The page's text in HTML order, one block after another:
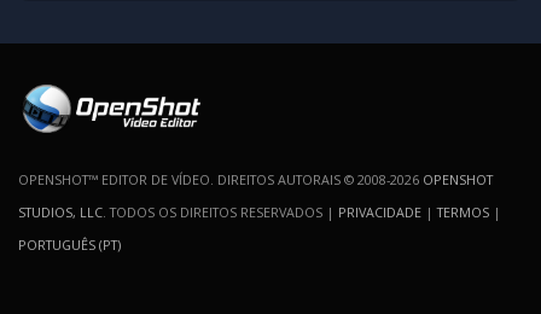
OPENSHOT™ EDITOR DE VÍDEO. DIREITOS AUTORAIS © 2008-2026 OPENSHOT
STUDIOS, LLC . TODOS OS DIREITOS RESERVADOS | PRIVACIDADE |TERMOS |
PORTUGUÊS (PT)